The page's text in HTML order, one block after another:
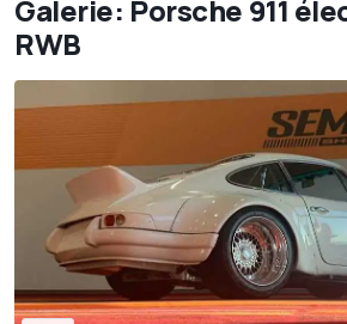
Galerie: Porsche 911
RWB